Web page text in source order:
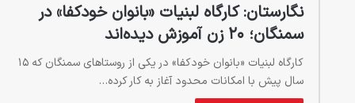
نگارستان: کارگاه لبنیات «بانوان خودکفا» در
سمنگان؛ ۲۰ زن آموزش دیده‌اند
کارگاه لبنیات «بانوان خودکفا» در یکی از روستاهای سمنگان که ۱۵
سال پیش با امکانات محدود آغاز به کار کرده…